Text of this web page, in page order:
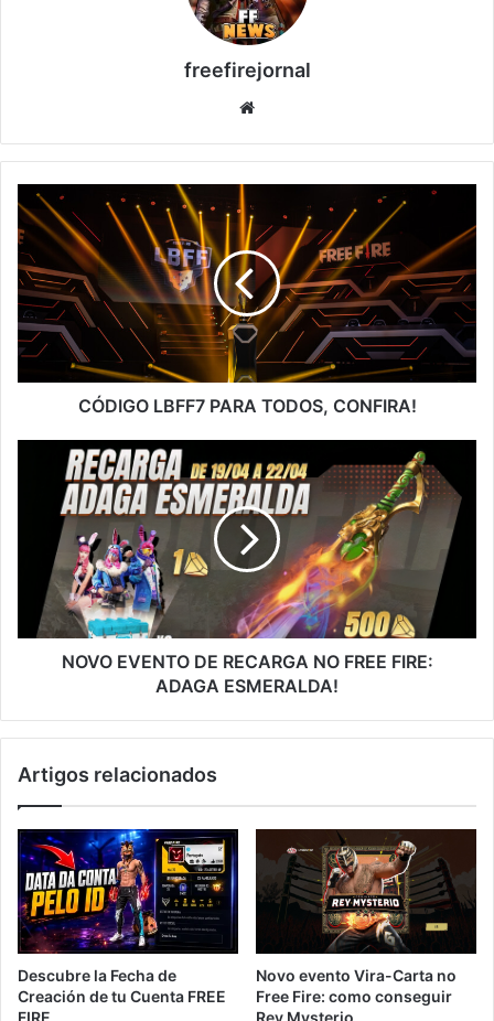
freefirejornal
CÓDIGO
LBFF7
PARA
TODOS,
CONFIRA!
CÓDIGO LBFF7 PARA TODOS, CONFIRA!
EVENTO
RECARGA
FIRE:
ADAGA
ESMERALDA!
NOVO EVENTO DE RECARGA NO FREE FIRE:
ADAGA ESMERALDA!
Artigos relacionados
Descubre la Fecha de
Creación de tu Cuenta FREE
FIRE
Novo evento Vira-Carta no
Free Fire: como conseguir
Rey Mysterio